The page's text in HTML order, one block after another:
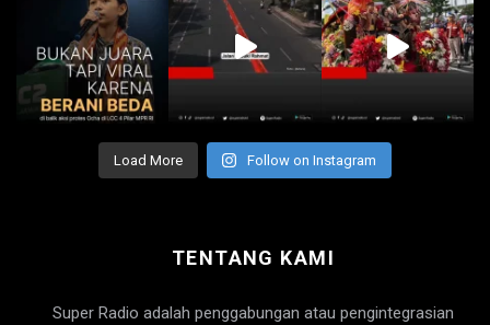
Load More Follow on Instagram
TENTANG KAMI
Super Radio adalah penggabungan atau pengintegrasian